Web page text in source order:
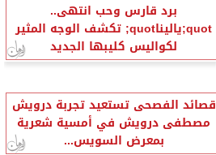
برد قارس وحب انتهى..
quot;ياليناquot; تكشف الوجه المثير
لكواليس كليبها الجديد
قصائد الفصحى تستعيد تجربة درويش
مصطفى درويش في أمسية شعرية
بمعرض السويس...